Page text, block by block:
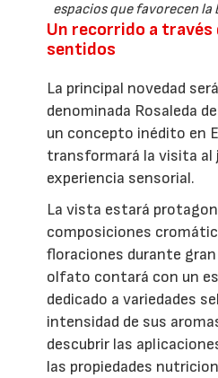
espacios que favorecen
Un recorrido a través
sentidos
La principal novedad
denominada Rosaleda
un concepto inédito en
transformará la visita al
experiencia sensorial.
La vista estará
composiciones
floraciones durante
olfato contará con un
dedicado a variedades
intensidad de sus
descubrir las
las propiedades